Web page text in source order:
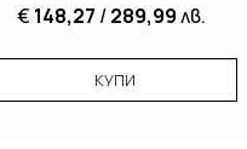
€ 148,27 /289,99лв.
КУПИ